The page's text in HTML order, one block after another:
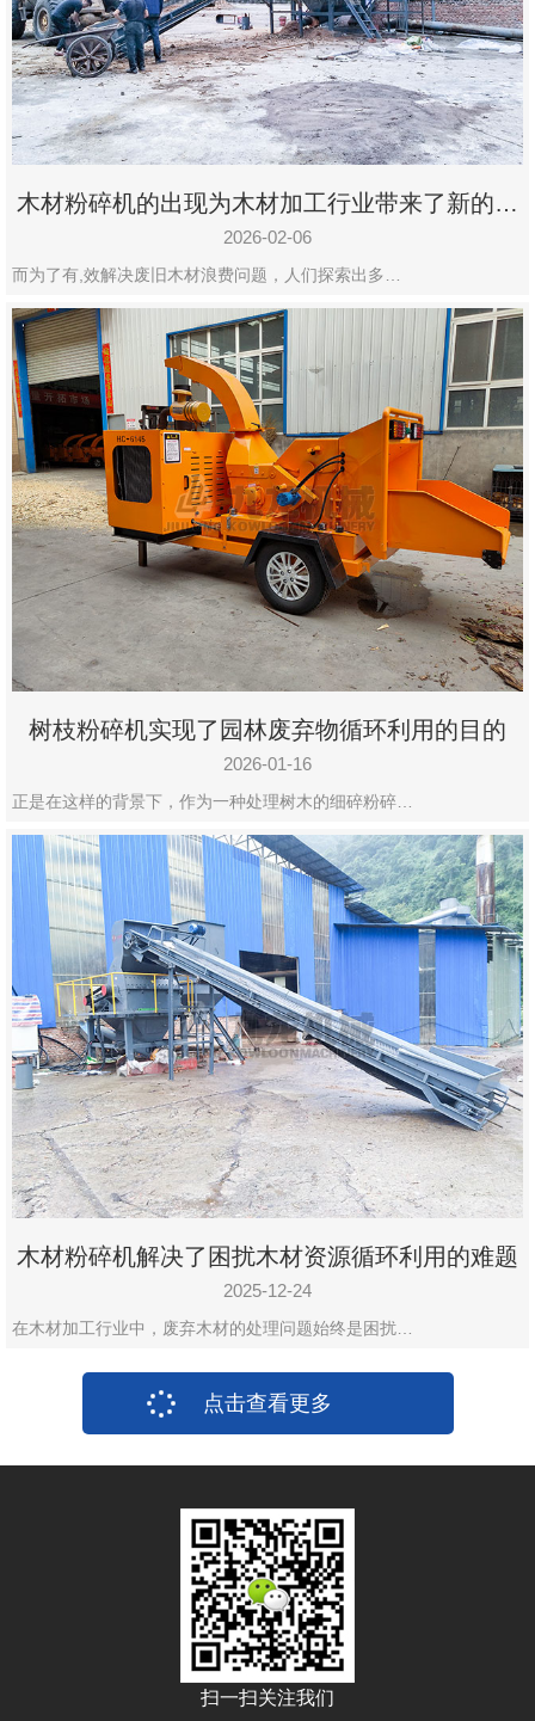
木材粉碎机的出现为木材加工行业带来了新的变
化
2026-02-06
而为了有,效解决废旧木材浪费问题，人们探索出多…
树枝粉碎机实现了园林废弃物循环利用的目的
2026-01-16
正是在这样的背景下，作为一种处理树木的细碎粉碎…
木材粉碎机解决了困扰木材资源循环利用的难题
2025-12-24
在木材加工行业中，废弃木材的处理问题始终是困扰…
点击查看更多
扫一扫关注我们